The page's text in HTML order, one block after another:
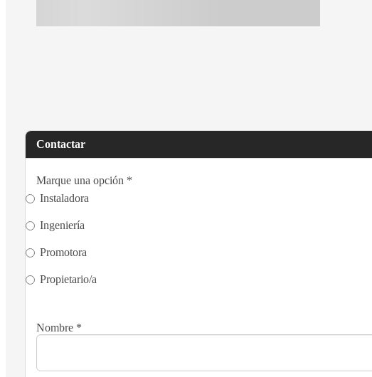
Contactar
Marque una opción *
Instaladora
Ingeniería
Promotora
Propietario/a
Nombre *